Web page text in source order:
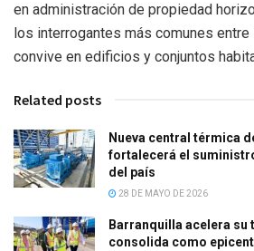
en administración de propiedad
los interrogantes más comunes entre
convive en edificios y conjuntos
Related posts
Nueva central térmica
fortalecerá el
del país
28 DE MAYO DE 2026
Barranquilla acelera
consolida como